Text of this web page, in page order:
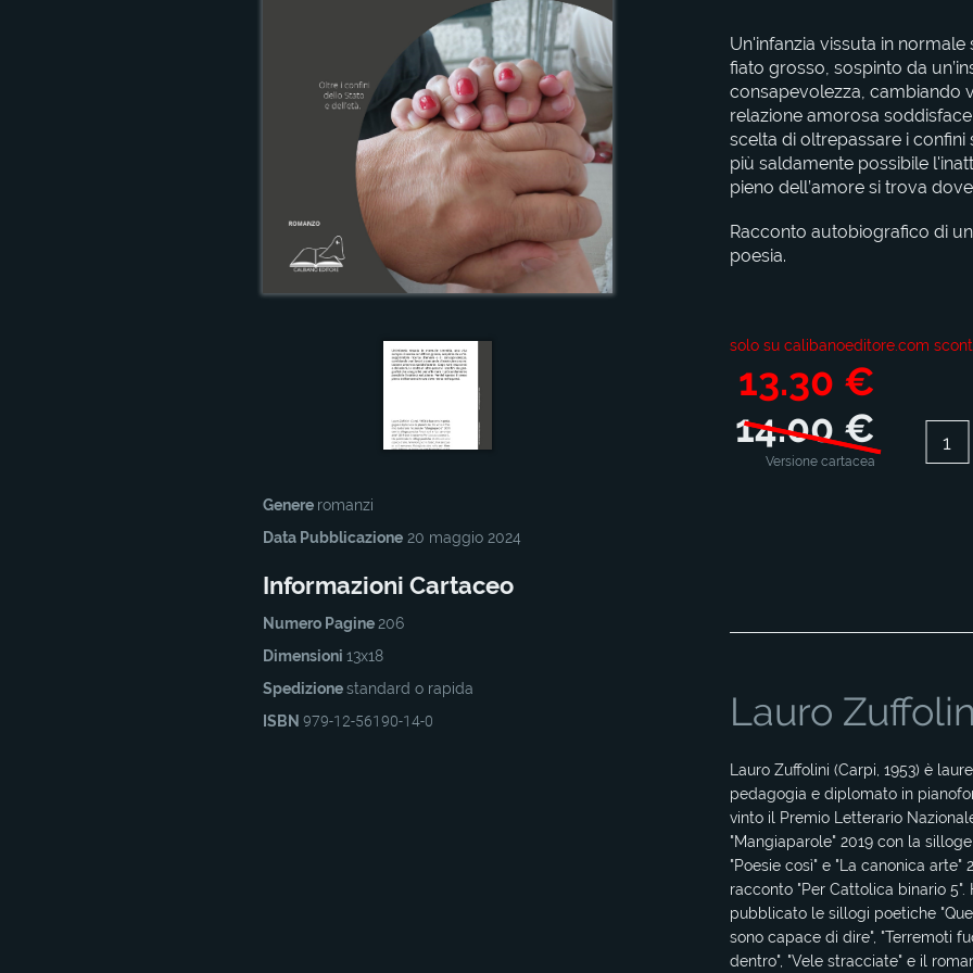
Genere romanzi
Data Pubblicazione20 maggio 2024
Informazioni Cartaceo
Numero Pagine 206
Dimensioni 13x18
Spedizionestandard o rapida
ISBN 979-12-56190-14-0
Un'infanzia vissuta in
fiato grosso, sospinto da
consapevolezza, cambiando
relazione amorosa
scelta di oltrepassare i
più saldamente possibile
pieno dell’amore si trova
Racconto autobiografico di
poesia.
solo su calibanoeditore.com
13.30 €
14.00 €
Versione cartacea
Lauro
Lauro Zuffolini (Carpi, 1953) è
pedagogia e diplomato in
vinto il Premio Letterario
"Mangiaparole" 2019 con la
"Poesie così" e "La canonica arte"
racconto "Per Cattolica binario 5".
pubblicato le sillogi poetiche
sono capace di dire", "Terremoti
dentro", "Vele stracciate" e il